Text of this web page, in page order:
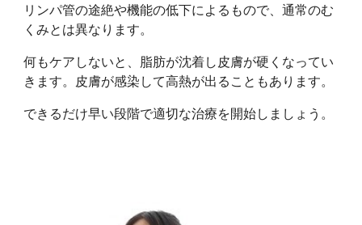
リンパ管の途絶や機能の低下によるもので、通常のむ
くみとは異なります。
何もケアしないと、脂肪が沈着し皮膚が硬くなってい
きます。皮膚が感染して高熱が出ることもあります。
できるだけ早い段階で適切な治療を開始しましょう。